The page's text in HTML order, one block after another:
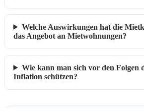
Welche Auswirkungen hat die
das Angebot an Mietwohnungen?
Wie kann man sich vor den Folgen
Inflation schützen?